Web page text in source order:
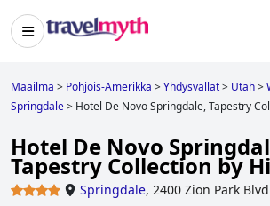
Maailma > Pohjois-Amerikka >Yhdysvallat> Utah>
Springdale> Hotel De Novo Springdale, Tapestry
Hotel De Novo
Tapestry Collection by
Springdale, 2400 Zion Park Blvd